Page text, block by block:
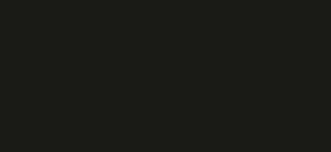
celebra avanços em plano estratégico de 100